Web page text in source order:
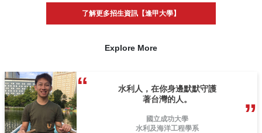
了解更多招生資訊【逢甲大學】
Explore More
水利人，在你身邊默默守護
著台灣的人。
國立成功大學
水利及海洋工程學系